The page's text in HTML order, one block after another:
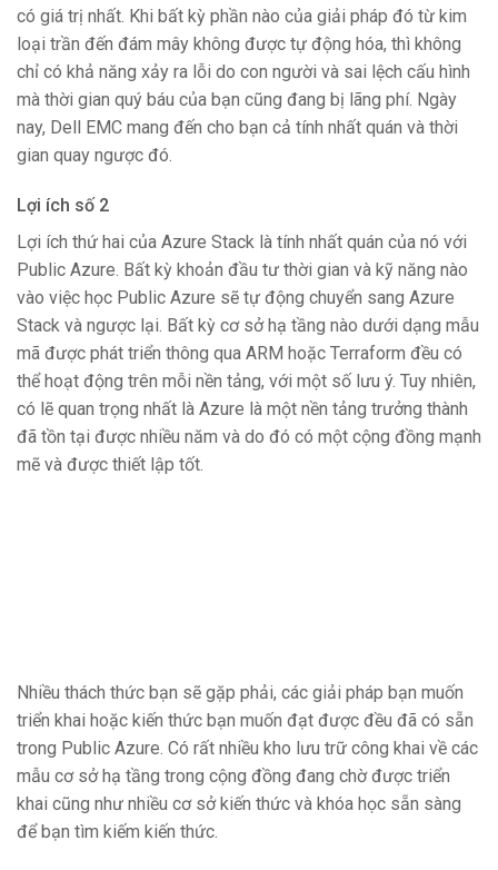
có giá trị nhất. Khi bất kỳ phần nào của giải pháp đó từ kim
loại trần đến đám mây không được tự động hóa, thì không
chỉ có khả năng xảy ra lỗi do con người và sai lệch cấu hình
mà thời gian quý báu của bạn cũng đang bị lãng phí. Ngày
nay, Dell EMC mang đến cho bạn cả tính nhất quán và thời
gian quay ngược đó.
Lợi ích số 2
Lợi ích thứ hai của Azure Stack là tính nhất quán của nó với
Public Azure. Bất kỳ khoản đầu tư thời gian và kỹ năng nào
vào việc học Public Azure sẽ tự động chuyển sang Azure
Stack và ngược lại. Bất kỳ cơ sở hạ tầng nào dưới dạng mẫu
mã được phát triển thông qua ARM hoặc Terraform đều có
thể hoạt động trên mỗi nền tảng, với một số lưu ý. Tuy nhiên,
có lẽ quan trọng nhất là Azure là một nền tảng trưởng thành
đã tồn tại được nhiều năm và do đó có một cộng đồng mạnh
mẽ và được thiết lập tốt.
Nhiều thách thức bạn sẽ gặp phải, các giải pháp bạn muốn
triển khai hoặc kiến ​​thức bạn muốn đạt được đều đã có sẵn
trong Public Azure. Có rất nhiều kho lưu trữ công khai về các
mẫu cơ sở hạ tầng trong cộng đồng đang chờ được triển
khai cũng như nhiều cơ sở kiến ​​thức và khóa học sẵn sàng
để bạn tìm kiếm kiến ​​thức.